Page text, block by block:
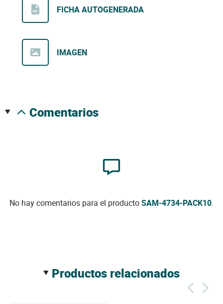
FICHA AUTOGENERADA
IMAGEN
comentarios
No hay comentarios para el productoSAM-4734-PACK10.
productos relacionados